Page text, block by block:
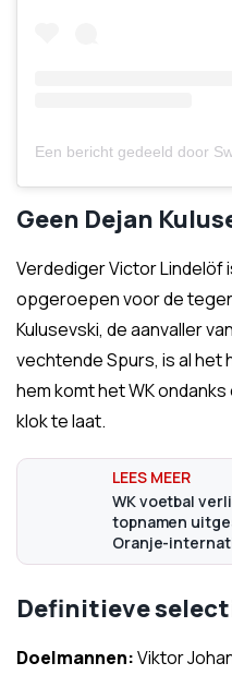
Geen Dejan
Verdediger Victor Lindelöf
opgeroepen voor de
Kulusevski, de aanvaller
vechtende Spurs, is al
hem komt het WK
klok te laat.
WK voetbal
topnamen
Oranje-
Definitieve
Doelmannen:Viktor